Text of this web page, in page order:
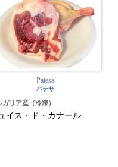
Patesa
パテサ
ガリア産（冷凍）
イス・ド・カナール